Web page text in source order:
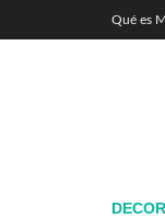
Qué es